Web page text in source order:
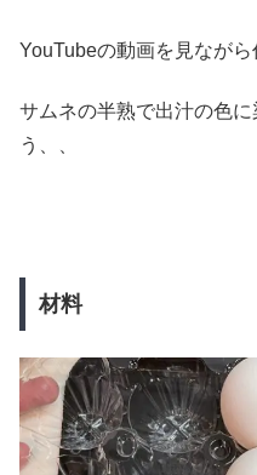
YouTubeの動画を見ながら
サムネの半熟で出汁の色
う、、
材料